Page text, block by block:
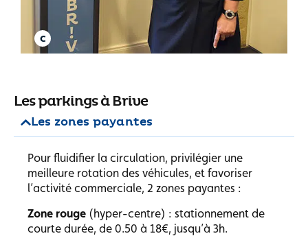
Les parkings à Brive
Les zones payantes
Pour fluidifier la circulation, privilégier une
meilleure rotation des véhicules, et favoriser
l’activité commerciale, 2 zones payantes :
Zone rouge (hyper-centre) : stationnement de
courte durée, de 0.50 à 18€, jusqu’à 3h.